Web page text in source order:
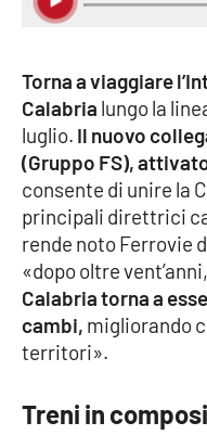
Ambiente
Cronaca
Cultura
Economia e Lavoro
Politica
Torna a viaggiare
Calabria lungo la
luglio. Il nuovo
(Gruppo FS),
consente di unire la
principali direttrici
rende noto Ferrovie
«dopo oltre vent’anni,
Calabria torna a
cambi, migliorando
territori».
Treni in